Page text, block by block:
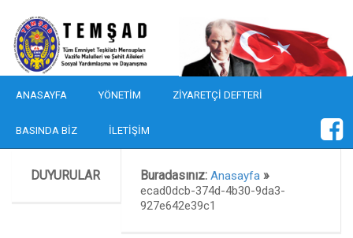
ANASAYFA YÖNETIM ZIYARETÇI DEFTERI
BASINDA BIZ İLETIŞIM
DUYURULAR Buradasınız:Anasayfa »
ecad0dcb-374d-4b30-9da3-
927e642e39c1